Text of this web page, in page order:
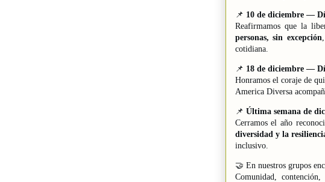
📌 10 de diciembre —
Reafirmamos que la
personas, sin excepción
cotidiana.
📌 18 de diciembre —
Honramos el coraje de
America Diversa
📌 Última semana de
Cerramos el año
diversidad y la
inclusivo.
🤝 En nuestros grupos
Comunidad,